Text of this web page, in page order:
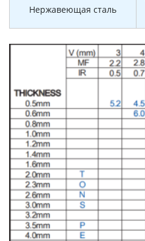
Нержавеющая сталь